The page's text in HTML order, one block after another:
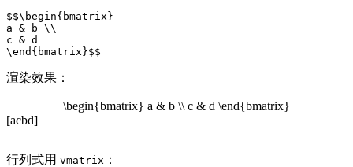
$$\begin{bmatrix}
a & b \\
c & d
渲染效果：
\begin{bmatrix} a & b \\ c & d \end{bmatrix}
[acbd]
行列式用 vmatrix ：